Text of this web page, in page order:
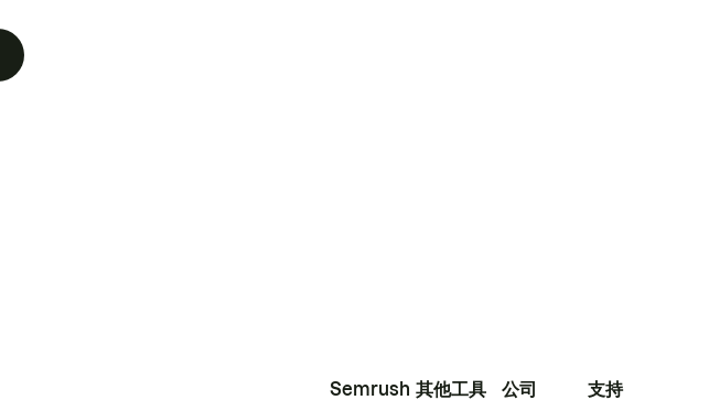
Semrush 其他工具 公司 支持